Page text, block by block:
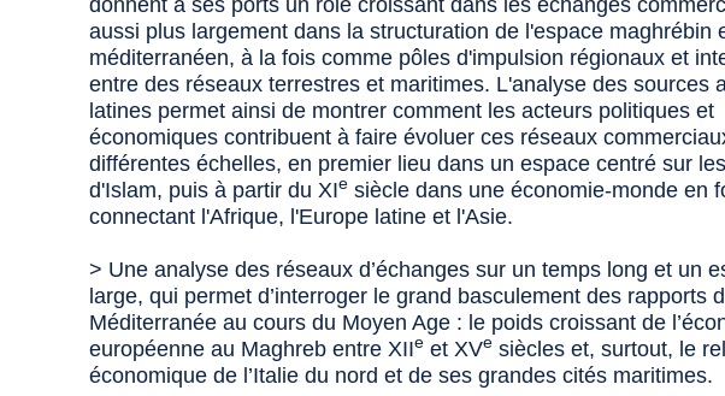
donnent à ses ports un rôle croissant dans les échanges
aussi plus largement dans la structuration de l'espace maghrébin
méditerranéen, à la fois comme pôles d'impulsion régionaux et
entre des réseaux terrestres et maritimes. L'analyse des sources
latines permet ainsi de montrer comment les acteurs politiques et
économiques contribuent à faire évoluer ces réseaux
différentes échelles, en premier lieu dans un espace centré sur
d'Islam, puis à partir du XIe siècle dans une économie-monde en
connectant l'Afrique, l'Europe latine et l'Asie.
> Une analyse des réseaux d’échanges sur un temps long et un
large, qui permet d’interroger le grand basculement des rapports
Méditerranée au cours du Moyen Age : le poids croissant de
européenne au Maghreb entre XIIe et XVe siècles et, surtout, le
économique de l’Italie du nord et de ses grandes cités maritimes.